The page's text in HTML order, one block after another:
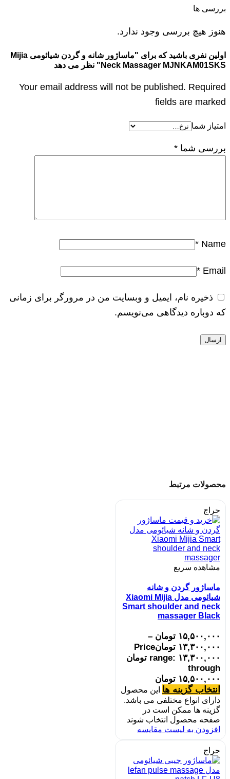
بررسی ها
هنوز هیچ بررسی وجود ندارد.
اولین نفری باشید که برای "ماساژور شانه و گردن شیائومی Mijia
Neck Massager MJNKAM01SKS" نظر می دهد
Your email address will not be published. Required
fields are marked
امتیاز شما
بررسی شما *
Name
*
Email
*
ذخیره نام، ایمیل و وبسایت من در مرورگر برای زمانی
که دوباره دیدگاهی می‌نویسم.
محصولات مرتبط
حراج
مشاهده سریع
ماساژور گردن و شانه
شیائومی مدل Xiaomi Mijia
Smart shoulder and neck
massager Black
۱۵,۵۰۰,۰۰۰ تومان –
۱۳,۳۰۰,۰۰۰ تومانPrice
range: ۱۳,۳۰۰,۰۰۰ تومان
through
۱۵,۵۰۰,۰۰۰ تومان
انتخاب گزینه ها این محصول
دارای انواع مختلفی می باشد.
گزینه ها ممکن است در
صفحه محصول انتخاب شوند
افزودن به لیست مقایسه
حراج